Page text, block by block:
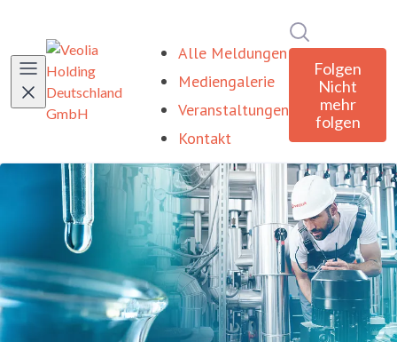
Alle Meldungen
Mediengalerie
Veranstaltungen
Kontakt
Folgen
Nicht
mehr
folgen